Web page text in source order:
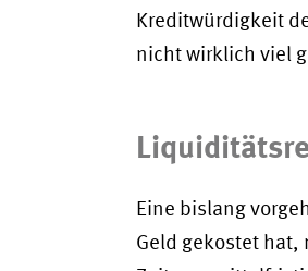
Kreditwürdigkeit
nicht wirklich viel
Eine bislang
Geld gekostet hat,